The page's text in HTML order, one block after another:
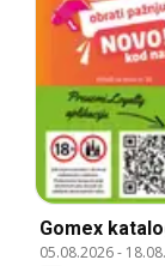
Gomex
05.08.2026-